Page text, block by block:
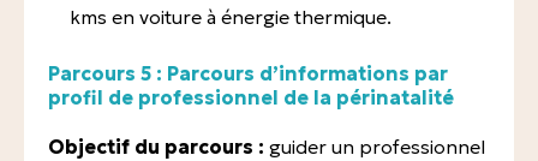
kms en voiture à énergie thermique.
Parcours 5 : Parcours d’informations par
profil de professionnel de la périnatalité
Objectif du parcours : guider un professionnel